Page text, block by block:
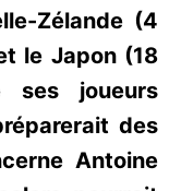
Zélande (4
le Japon (18
ses joueurs
des
Antoine